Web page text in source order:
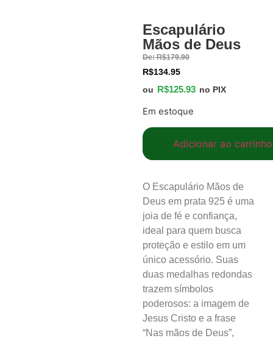
Escapulário
Mãos de Deus
De:R$179.90
R$134.95
ou R$125.93 no PIX
Em estoque
Adicionar ao carrinho
O Escapulário Mãos de
Deus em prata 925 é uma
joia de fé e confiança,
ideal para quem busca
proteção e estilo em um
único acessório. Suas
duas medalhas redondas
trazem símbolos
poderosos: a imagem de
Jesus Cristo e a frase
“Nas mãos de Deus”,